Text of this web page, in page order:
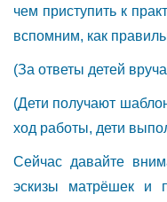
чем приступить к
вспомним, как
(За ответы детей
(Дети получают
ход работы, дети
Сейчас давайте
эскизы матрёшек и